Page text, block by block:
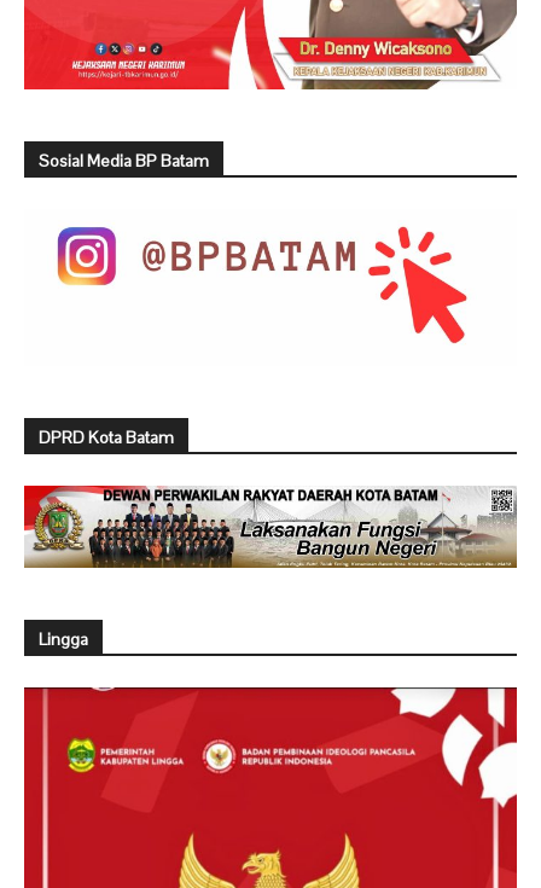
Sosial Media BP Batam
DPRD Kota Batam
Lingga